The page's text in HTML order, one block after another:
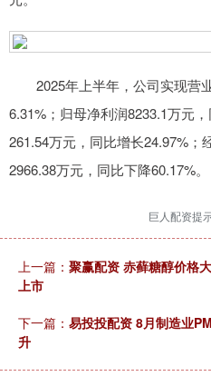
2025年上半年，公司实现营
6.31%；归母净利润8233.1万元
261.54万元，同比增长24.97%；
2966.38万元，同比下降60.17%。
巨人配资提
上一篇： 聚赢配资 赤藓糖醇价格
上市
下一篇： 易投投配资 8月制造业
升